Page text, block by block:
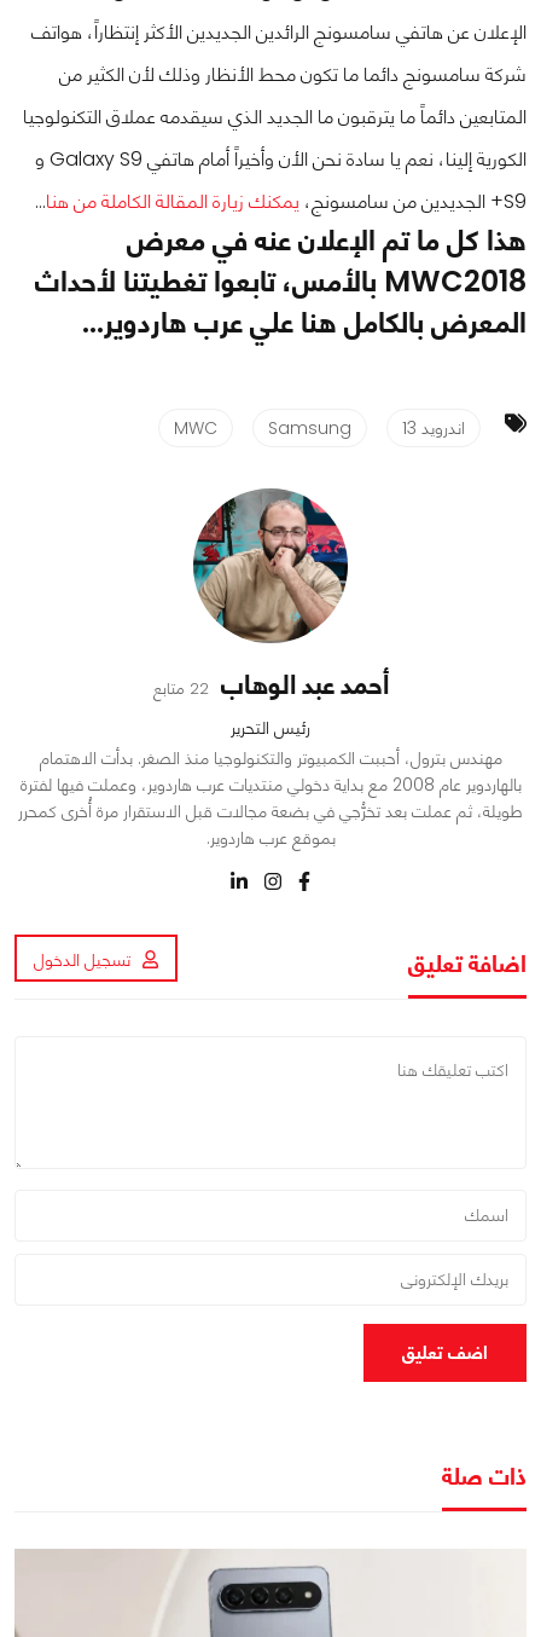
الإعلان عن هاتفي سامسونج الرائدين الجديدين الأكثر إنتظاراً، هواتف
شركة سامسونج دائما ما تكون محط الأنظار وذلك لأن الكثير من
المتابعين دائماً ما يترقبون ما الجديد الذي سيقدمه عملاق التكنولوجيا
الكورية إلينا، نعم يا سادة نحن الأن وأخيراً أمام هاتفي Galaxy S9 و
S9+ الجديدين من سامسونج،
يمكنك زيارة المقالة الكاملة من هنا…
هذا كل ما تم الإعلان عنه في معرض
MWC2018 بالأمس، تابعوا تغطيتنا لأحداث
المعرض بالكامل هنا علي عرب هاردوير...
اندرويد 13 Samsung
MWC
أحمد عبد الوهاب 22 متابع
رئيس التحرير
مهندس بترول، أحببت الكمبيوتر والتكنولوجيا منذ الصغر. بدأت الاهتمام
بالهاردوير عام 2008 مع بداية دخولي منتديات عرب هاردوير، وعملت فيها لفترة
طويلة، ثم عملت بعد تخرُّجي في بضعة مجالات قبل الاستقرار مرة أُخرى كمحرر
بموقع عرب هاردوير.
اضافة تعليق تسجيل الدخول
اضف تعليق
ذات صلة